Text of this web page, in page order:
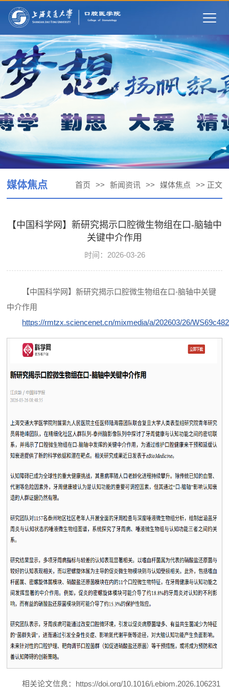
媒体焦点 首页 >> 新闻资讯 >> 媒体焦点 >> 正文
【中国科学网】新研究揭示口腔微生物组在口-脑轴中
关键中介作用
时间：2026-03-26
【中国科学网】新研究揭示口腔微生物组在口-脑轴中关键
中介作用
https://rmtzx.sciencenet.cn/mixmedia/a/202603/26/
相关论文信息：https://doi.org/10.1016/j.ebiom.2026.106231